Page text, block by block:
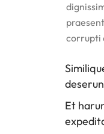
corrupti
Et